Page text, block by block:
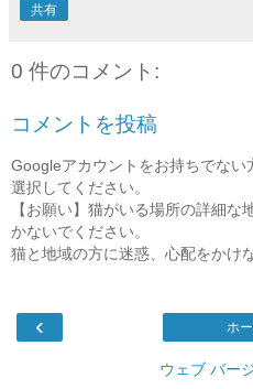
共有
0 件のコメント:
コメントを投稿
Googleアカウントをお持ちでない
選択してください。
【お願い】猫がいる場所の詳細な
かないでください。
猫と地域の方に迷惑、心配をかけ
‹ ホ
ウェブ バー